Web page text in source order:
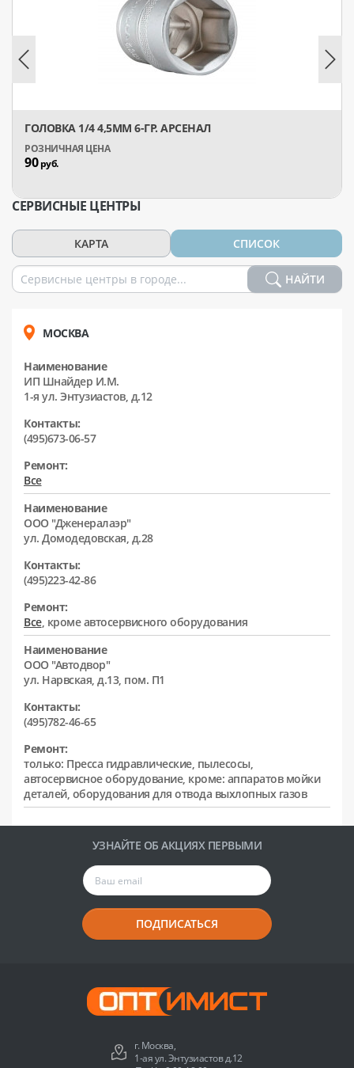
ГОЛОВКА 1/4 4,5ММ 6-ГР. АРСЕНАЛ
90руб.
СЕРВИСНЫЕ ЦЕНТРЫ
КАРТА СПИСОК
НАЙТИ
МОСКВА
Наименование
ИП Шнайдер И.М.
1-я ул. Энтузиастов, д.12
Контакты:
(495)673-06-57
Ремонт:
Все
Наименование
ООО "Дженералаэр"
ул. Домодедовская, д.28
Контакты:
(495)223-42-86
Ремонт:
Все, кроме автосервисного оборудования
Наименование
ООО "Автодвор"
ул. Нарвская, д.13, пом. П1
Контакты:
(495)782-46-65
Ремонт:
только: Пресса гидравлические, пылесосы,
автосервисное оборудование, кроме: аппаратов мойки
деталей, оборудования для отвода выхлопных газов
УЗНАЙТЕ ОБ АКЦИЯХ ПЕРВЫМИ
ПОДПИСАТЬСЯ
г. Москва,
1-ая ул. Энтузиастов д.12